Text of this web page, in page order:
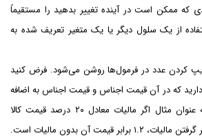
که ممکن است در آینده تغییر بدهید را مستقیماً
از یک سلول دیگر یا یک متغیر تعریف شده به
کردن عدد در فرمول‌ها روشن می‌شود. فرض کنید
که در آن قیمت اجناس و قیمت اجناس به اضافه
مالیات درج شده است. به عنوان مثال اگر مالیات معادل ۲۰ درصد قیمت کالا
باشد، قیمت جنس با در نظر گرفتن مالیات، ۱.۲ برابر قیمت آن بدون مالیات است.